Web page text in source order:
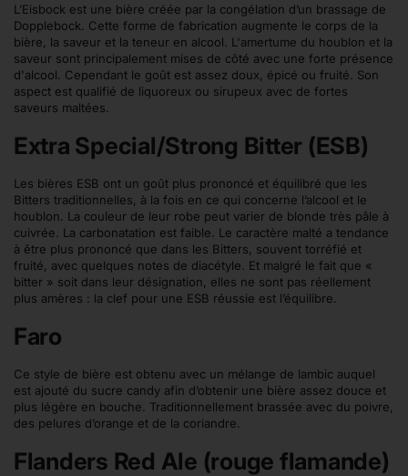
L’Eisbock est une bière créée par la congélation d’un brassage de
Dopplebock. Cette forme de fabrication augmente le corps de la
bière, la saveur et la teneur en alcool. L'amertume du houblon et la
saveur sont principalement mises de côté avec une forte présence
d'alcool. Cependant le goût est assez doux, épicé ou fruité. Son
aspect est qualifié de liquoreux ou sirupeux avec de fortes
saveurs maltées.
Extra Special/Strong Bitter (ESB)
Les bières ESB ont un goût plus prononcé et équilibré que les
Bitters traditionnelles, à la fois en ce qui concerne l’alcool et le
houblon. La couleur de leur robe peut varier de blonde très pâle à
cuivrée. La carbonatation est faible. Le caractère malté a tendance
à être plus prononcé que dans les Bitters, souvent torréfié et
fruité, avec quelques notes de diacétyle. Et malgré le fait que «
bitter » soit dans leur désignation, elles ne sont pas réellement
plus amères : la clef pour une ESB réussie est l’équilibre.
Faro
Ce style de bière est obtenu avec un mélange de lambic auquel
est ajouté du sucre candy afin d’obtenir une bière assez douce et
plus légère en bouche. Traditionnellement brassée avec du poivre,
des pelures d’orange et de la coriandre.
Flanders Red Ale (rouge flamande)